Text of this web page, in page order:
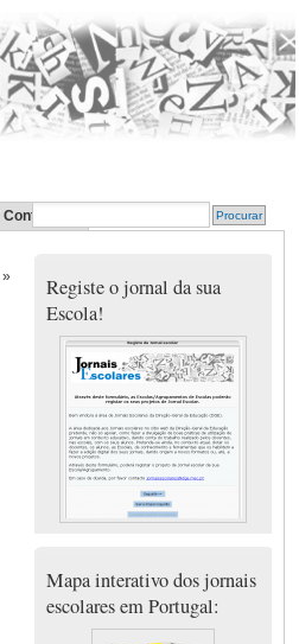
Contactos
»
Registe o jornal da sua
Escola!
Mapa interativo dos jornais
escolares em Portugal: